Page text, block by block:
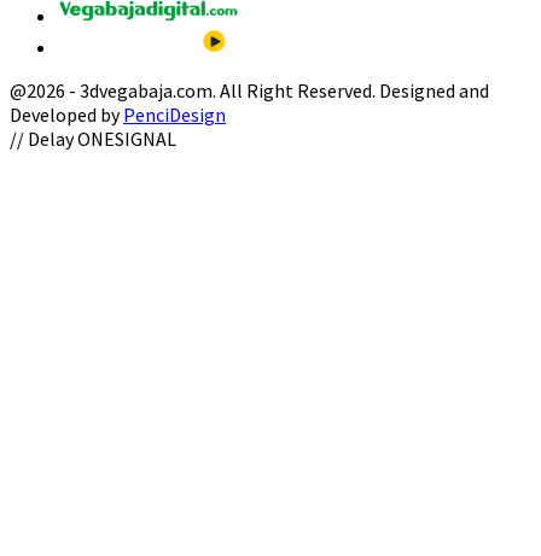
@2026 - 3dvegabaja.com. All Right Reserved. Designed and
Developed byPenciDesign
Facebook
Twitter
Instagram
Youtube
Email
// Delay ONESIGNAL